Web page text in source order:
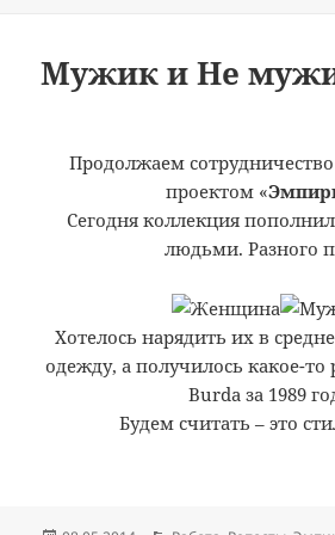
Мужик и Не
Продолжаем сотрудничество
проектом «
Сегодня коллекция
людьми. Разного
Хотелось нарядить их в
одежду, а получилось какое-то
Burda за 1989
Будем считать – это